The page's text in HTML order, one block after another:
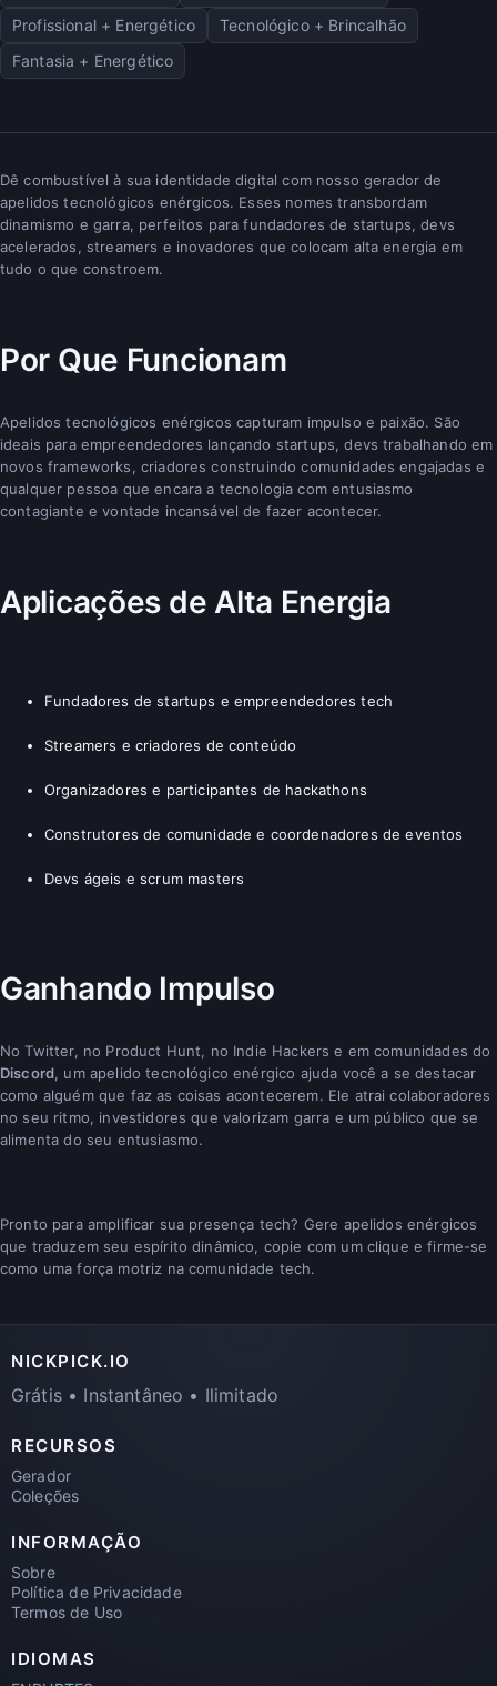
Profissional + Energético
Tecnológico + Brincalhão
Fantasia + Energético
Dê combustível à sua identidade digital com nosso gerador de
apelidos tecnológicos enérgicos. Esses nomes transbordam
dinamismo e garra, perfeitos para fundadores de startups, devs
acelerados, streamers e inovadores que colocam alta energia em
tudo o que constroem.
Por Que Funcionam
Apelidos tecnológicos enérgicos capturam impulso e paixão. São
ideais para empreendedores lançando startups, devs trabalhando em
novos frameworks, criadores construindo comunidades engajadas e
qualquer pessoa que encara a tecnologia com entusiasmo
contagiante e vontade incansável de fazer acontecer.
Aplicações de Alta Energia
Fundadores de startups e empreendedores tech
Streamers e criadores de conteúdo
Organizadores e participantes de hackathons
Construtores de comunidade e coordenadores de eventos
Devs ágeis e scrum masters
Ganhando Impulso
No Twitter, no Product Hunt, no Indie Hackers e em comunidades do
Discord, um apelido tecnológico enérgico ajuda você a se destacar
como alguém que faz as coisas acontecerem. Ele atrai colaboradores
no seu ritmo, investidores que valorizam garra e um público que se
alimenta do seu entusiasmo.
Pronto para amplificar sua presença tech? Gere apelidos enérgicos
que traduzem seu espírito dinâmico, copie com um clique e firme-se
como uma força motriz na comunidade tech.
NICKPICK.IO
Grátis • Instantâneo • Ilimitado
RECURSOS
Gerador
Coleções
INFORMAÇÃO
Sobre
Política de Privacidade
Termos de Uso
IDIOMAS